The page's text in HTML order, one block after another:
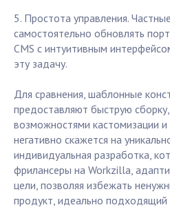
5. Простота управления.
самостоятельно обновлять
CMS с интуитивным
эту задачу.
Для сравнения, шаблонные
предоставляют быструю
возможностями кастомизации
негативно скажется на
индивидуальная разработка,
фрилансеры на Workzilla,
цели, позволяя избежать
продукт, идеально